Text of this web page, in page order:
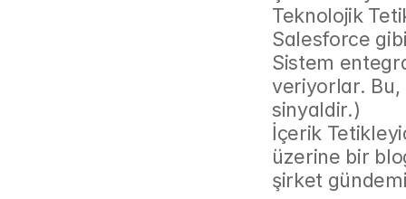
Teknolojik
Salesforce
Sistem
veriyorlar. Bu,
sinyaldir.)
İçerik
üzerine bir
şirket